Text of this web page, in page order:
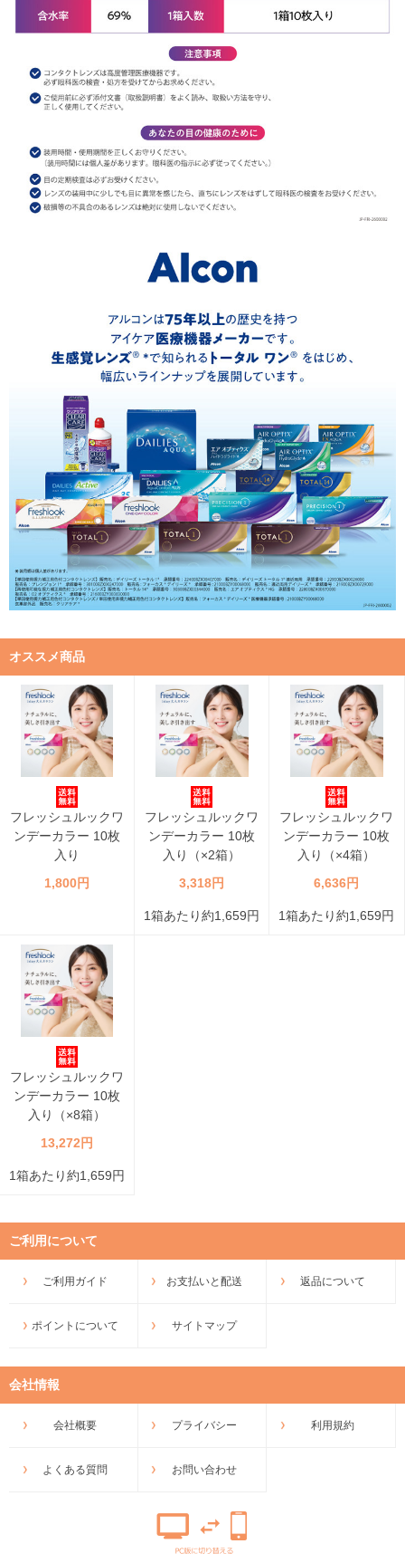
オススメ商品
フレッシュルックワ
ンデーカラー 10枚
入り
1,800円
フレッシュルックワ
ンデーカラー 10枚
入り（×2箱）
3,318円
1箱あたり約1,659円
フレッシュルックワ
ンデーカラー 10枚
入り（×4箱）
6,636円
1箱あたり約1,659円
フレッシュルックワ
ンデーカラー 10枚
入り（×8箱）
13,272円
1箱あたり約1,659円
ご利用について
ご利用ガイド お支払いと配送 返品について
ポイントについて サイトマップ
会社情報
会社概要 プライバシー 利用規約
よくある質問 お問い合わせ